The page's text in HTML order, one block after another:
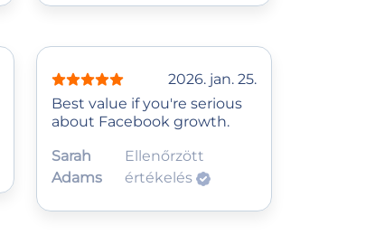
2026. jan. 25.
Best value if you're serious
about Facebook growth.
Sarah
Adams
Ellenőrzött
értékelés